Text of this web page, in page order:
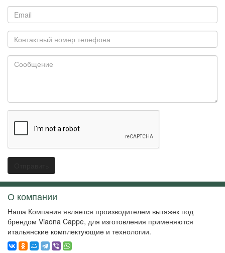
Email
Контактный
номер
телефона
Сообщение
О компании
Наша Компания является производителем вытяжек под
брендом Viaona Cappe, для изготовления применяются
итальянские комплектующие и технологии.